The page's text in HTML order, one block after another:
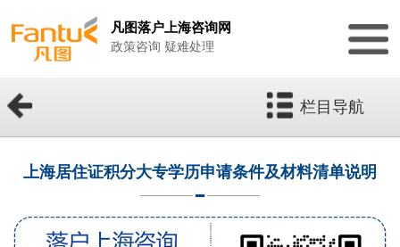
凡图落户上海咨询网
政策咨询 疑难处理
栏目导航
上海居住证积分大专学历申请条件及材料清单说明